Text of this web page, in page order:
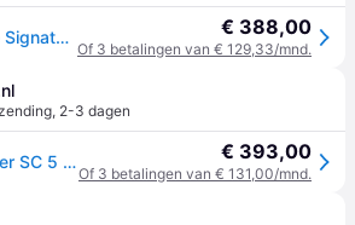
Karcher Sc 5 Deluxe Signature Line Stoomreiniger Wit € 388,00
Of 3 betalingen van € 129,33/mnd.
, 2-3 dagen
Kärcher Stoomreiniger SC 5 DELUXE SIGNATURE LINE € 393,00
Of 3 betalingen van € 131,00/mnd.